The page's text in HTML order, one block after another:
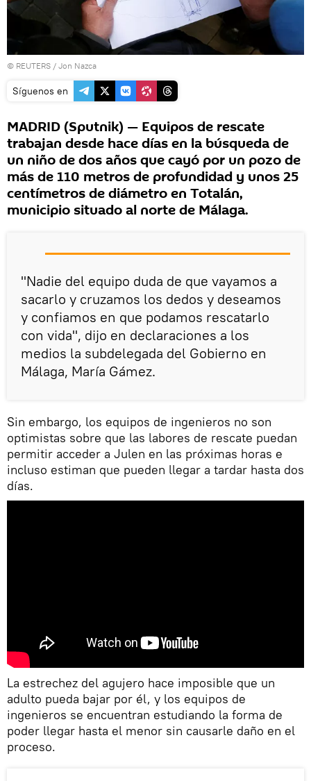
© REUTERS / Jon Nazca
Síguenos en
MADRID (Sputnik) — Equipos de rescate
trabajan desde hace días en la búsqueda de
un niño de dos años que cayó por un pozo de
más de 110 metros de profundidad y unos 25
centímetros de diámetro en Totalán,
municipio situado al norte de Málaga.
"Nadie del equipo duda de que vayamos a
sacarlo y cruzamos los dedos y deseamos
y confiamos en que podamos rescatarlo
con vida", dijo en declaraciones a los
medios la subdelegada del Gobierno en
Málaga, María Gámez.
Sin embargo, los equipos de ingenieros no son
optimistas sobre que las labores de rescate puedan
permitir acceder a Julen en las próximas horas e
incluso estiman que pueden llegar a tardar hasta dos
días.
La estrechez del agujero hace imposible que un
adulto pueda bajar por él, y los equipos de
ingenieros se encuentran estudiando la forma de
poder llegar hasta el menor sin causarle daño en el
proceso.